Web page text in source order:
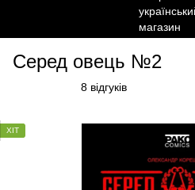
Серед овець №2
8 відгуків
ХІТ